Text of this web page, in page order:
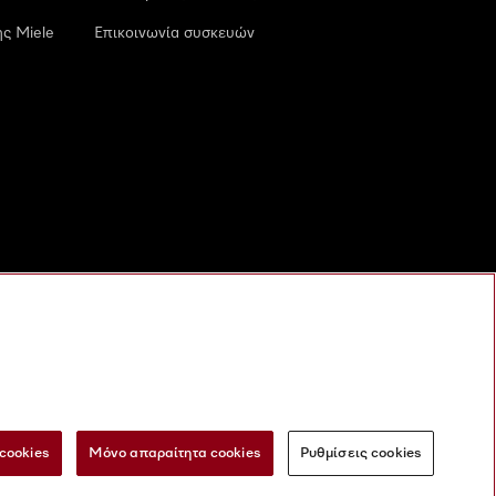
Miele Επικοινωνία συσκευών
ψηφιακές υπηρεσίες Φόρμα Υπαναχώρησης
Μόνο απαραίτητα cookies Ρυθμίσεις cookies